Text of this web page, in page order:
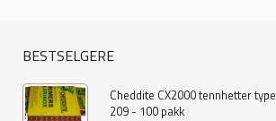
BESTSELGERE
Cheddite CX2000 tennhetter type
209 - 100 pakk